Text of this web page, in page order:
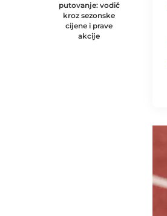
putovanje: vodič
kroz sezonske
cijene i prave
akcije